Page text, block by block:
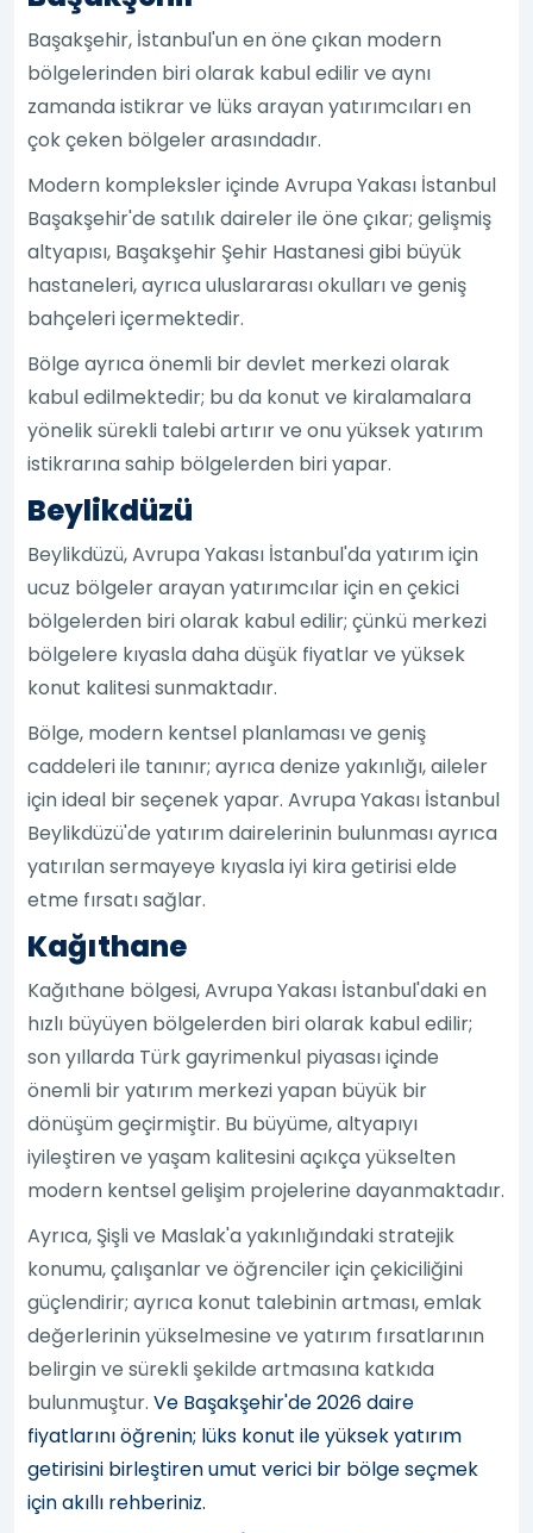
Başakşehir, İstanbul'un en öne çıkan modern
bölgelerinden biri olarak kabul edilir ve aynı
zamanda istikrar ve lüks arayan yatırımcıları en
çok çeken bölgeler arasındadır.
Modern kompleksler içinde Avrupa Yakası İstanbul
Başakşehir'de satılık daireler ile öne çıkar; gelişmiş
altyapısı, Başakşehir Şehir Hastanesi gibi büyük
hastaneleri, ayrıca uluslararası okulları ve geniş
bahçeleri içermektedir.
Bölge ayrıca önemli bir devlet merkezi olarak
kabul edilmektedir; bu da konut ve kiralamalara
yönelik sürekli talebi artırır ve onu yüksek yatırım
istikrarına sahip bölgelerden biri yapar.
Beylikdüzü
Beylikdüzü, Avrupa Yakası İstanbul'da yatırım için
ucuz bölgeler arayan yatırımcılar için en çekici
bölgelerden biri olarak kabul edilir; çünkü merkezi
bölgelere kıyasla daha düşük fiyatlar ve yüksek
konut kalitesi sunmaktadır.
Bölge, modern kentsel planlaması ve geniş
caddeleri ile tanınır; ayrıca denize yakınlığı, aileler
için ideal bir seçenek yapar. Avrupa Yakası İstanbul
Beylikdüzü'de yatırım dairelerinin bulunması ayrıca
yatırılan sermayeye kıyasla iyi kira getirisi elde
etme fırsatı sağlar.
Kağıthane
Kağıthane bölgesi, Avrupa Yakası İstanbul'daki en
hızlı büyüyen bölgelerden biri olarak kabul edilir;
son yıllarda Türk gayrimenkul piyasası içinde
önemli bir yatırım merkezi yapan büyük bir
dönüşüm geçirmiştir. Bu büyüme, altyapıyı
iyileştiren ve yaşam kalitesini açıkça yükselten
modern kentsel gelişim projelerine dayanmaktadır.
Ayrıca, Şişli ve Maslak'a yakınlığındaki stratejik
konumu, çalışanlar ve öğrenciler için çekiciliğini
güçlendirir; ayrıca konut talebinin artması, emlak
değerlerinin yükselmesine ve yatırım fırsatlarının
belirgin ve sürekli şekilde artmasına katkıda
bulunmuştur.Ve Başakşehir'de 2026 daire
fiyatlarını öğrenin; lüks konut ile yüksek yatırım
getirisini birleştiren umut verici bir bölge seçmek
için akıllı rehberiniz.